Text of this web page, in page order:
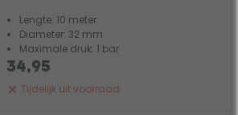
Lengte: 10 meter
Diameter: 32 mm
Maximale druk: 1 bar
Tijdelijk uit voorraad
34,95